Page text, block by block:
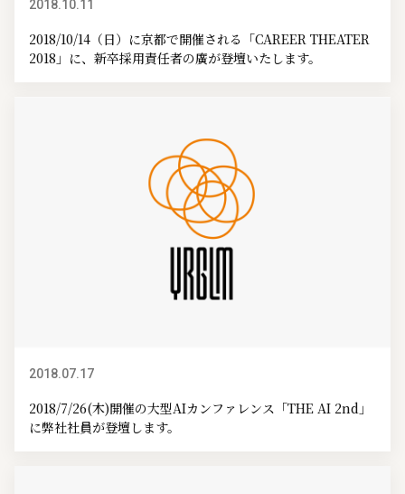
2018.10.11
2018/10/14（日）に京都で開催される「CAREER THEATER
2018」に、新卒採用責任者の廣が登壇いたします。
2018.07.17
2018/7/26(木)開催の大型AIカンファレンス「THE AI 2nd」
に弊社社員が登壇します。